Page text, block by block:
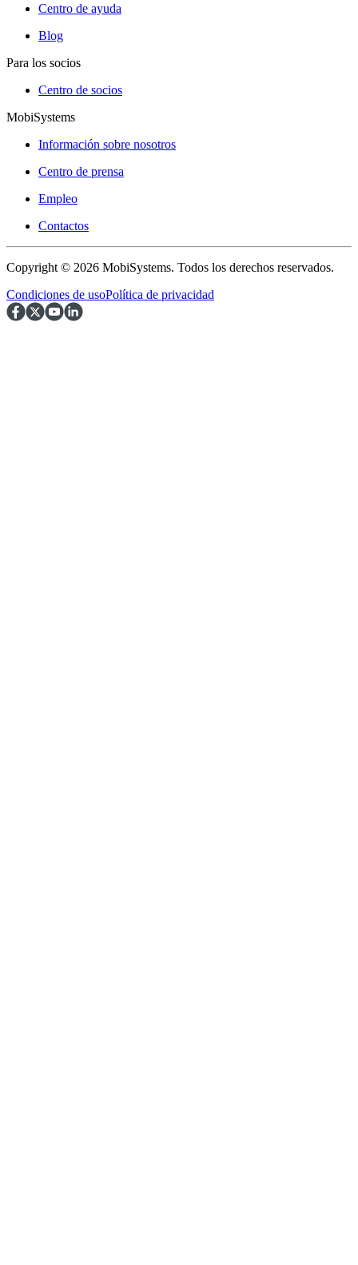
Centro de ayuda
Blog
Para los socios
Centro de socios
MobiSystems
Información sobre nosotros
Centro de prensa
Empleo
Contactos
Copyright © 2026 MobiSystems. Todos los derechos reservados.
Condiciones de usoPolítica de privacidad